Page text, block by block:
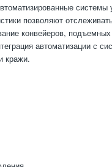
позволяют
конвейеров,
автоматизации с
кражи.